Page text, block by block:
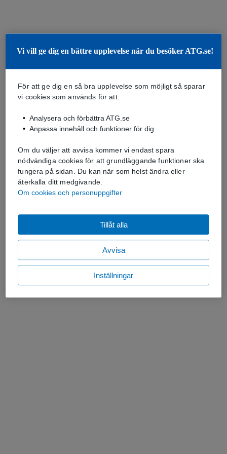
Vi vill ge dig en bättre upplevelse när du besöker ATG.se!
För att ge dig en så bra upplevelse som möjligt så sparar
vi cookies som används för att:
Analysera och förbättra ATG.se
Anpassa innehåll och funktioner för dig
Om du väljer att avvisa kommer vi endast spara
nödvändiga cookies för att grundläggande funktioner ska
fungera på sidan. Du kan när som helst ändra eller
återkalla ditt medgivande.
Om cookies och personuppgifter
Avvisa
Tillåt alla
Inställningar